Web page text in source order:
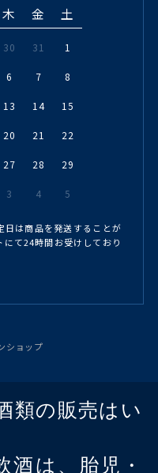
木 金 土
30 31 1
6 7 8
13 14 15
20 21 22
27 28 29
3 4 5
日は商品を発送することが
て24時間お受けしており
ショップ
類の販売はい
酒は、胎児・